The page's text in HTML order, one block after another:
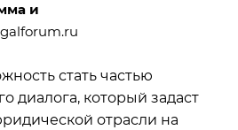
и
стать частью
диалога, который задаст
отрасли на